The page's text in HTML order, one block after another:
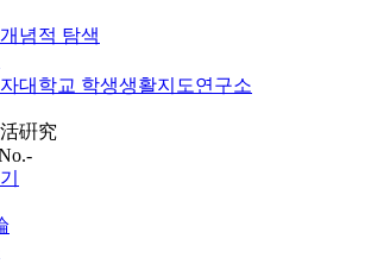
념적 탐색
대학교 학생생활지도연구소
硏究